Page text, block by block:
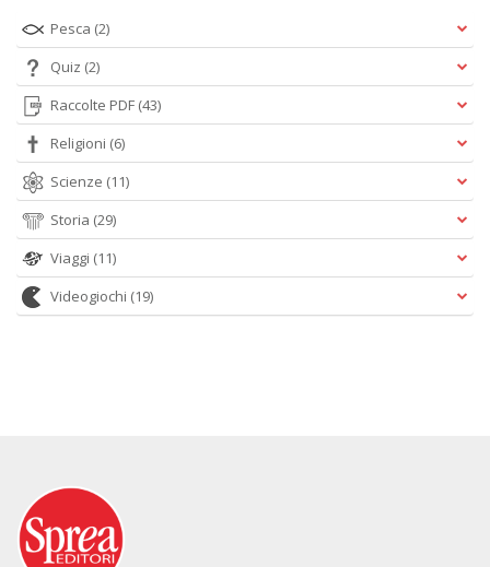
Pesca (2)
Quiz (2)
Raccolte PDF (43)
Religioni (6)
Scienze (11)
Storia (29)
Viaggi (11)
Videogiochi (19)